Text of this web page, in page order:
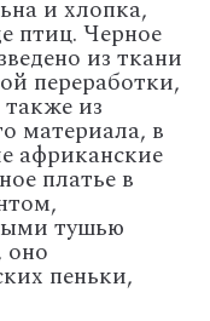
и хлопка,
птиц. Черное
из ткани
переработки,
из
материала, в
африканские
платье в
тушью
оно
пеньки,